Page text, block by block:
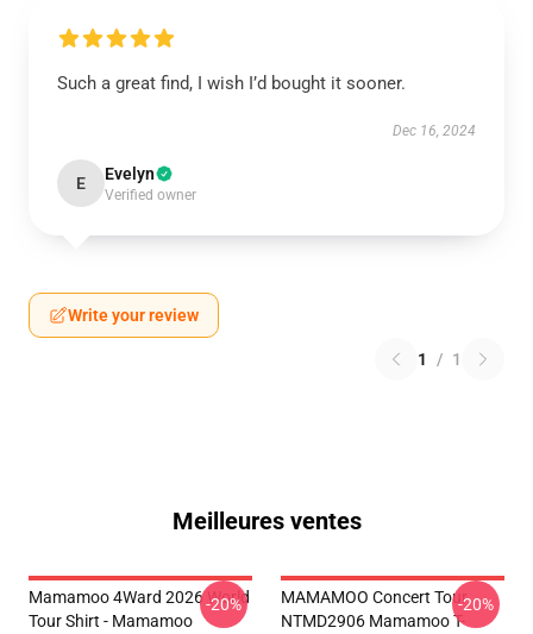
Such a great find, I wish I’d bought it sooner.
Dec 16, 2024
E Evelyn
Verified owner
Write your review
1 / 1
Meilleures ventes
Mamamoo 4Ward 2026 World
Tour Shirt - Mamamoo
-20%
MAMAMOO Concert Tour
NTMD2906 Mamamoo T-
-20%